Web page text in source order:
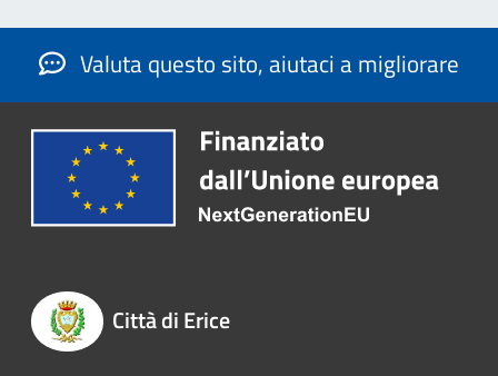
Valuta questo sito, aiutaci a migliorare
Città di Erice